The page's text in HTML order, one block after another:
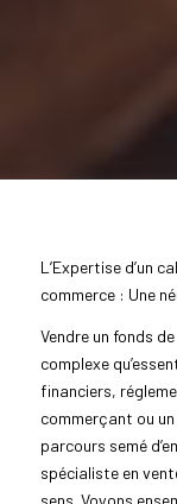
L’Expertise d’un
commerce : Une
Vendre un fonds
complexe
financiers,
commerçant ou
parcours semé
spécialiste en
sens. Voyons